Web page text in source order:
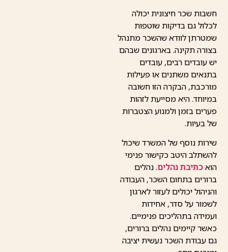
חשבות שכר חיצונית יכולה
לכלול גם בדיקות שוטפות
שמטרתן לוודא שהשכר מתנהל
בצורה תקינה. בארגונים שבהם
יש עובדים רבים, עובדים
בתנאים משתנים או פעילות
מורכבת, הבקרה הזו חשובה
במיוחד. היא מסייעת לזהות
פערים בזמן ולמנוע הצטברות
של בעיות.
שירות נוסף של המשרד שיכול
להשתלב היטב כקישור פנימי
הואכתיבת נהלים. נהלים
ברורים בתחום השכר, העבודה
והניהול יכולים לעזור לארגון
לשמור על סדר, אחידות
ועמידה בתהליכים פנימיים.
כאשר קיימים נהלים ברורים,
גם עבודת השכר נעשית יציבה